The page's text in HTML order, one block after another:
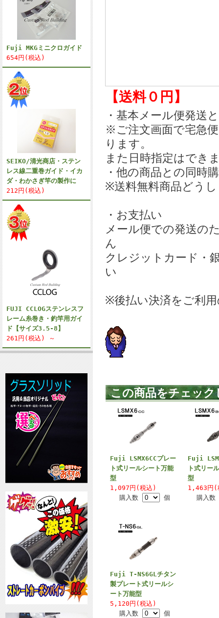
Fuji MKGミニクロガイド
654円(税込)
SEIKO/清光商店・ステン
レス線二重巻ガイド・イカ
ダ・わかさぎ竿の製作に
212円(税込)
FUJI CCLOGステンレスフ
レーム糸巻き・釣竿用ガイ
ド【サイズ3.5-8】
261円(税込) ～
【送料０円】
・基本メール便発送
※ご注文画面で宅急
ります。
また日時指定はでき
・他の商品との同時
※送料無料商品どう
・お支払い
メール便での発送の
ん
クレジットカード・
い
※後払い決済をご利
この商品をチェッ
Fuji LSMX6CCプレー
ト式リールシート万能
型
1,097円(税込)
購入数
個
Fuji
ト式リー
型
1,463円(
購入
Fuji T-NS6GLチタン
製プレート式リールシ
ート万能型
5,120円(税込)
購入数
個